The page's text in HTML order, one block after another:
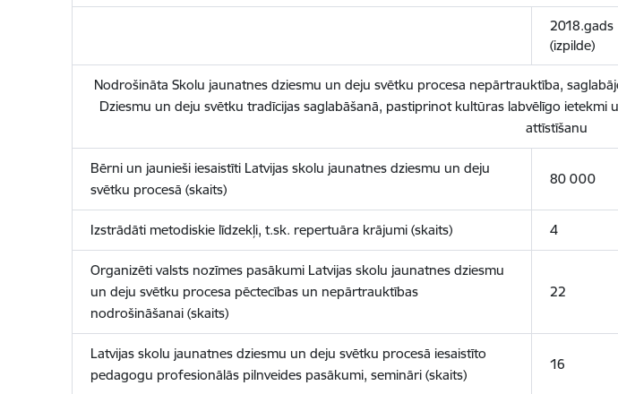
2018.gads
(izpilde)
Nodrošināta Skolu jaunatnes dziesmu un deju svētku procesa nepārtrauktība,
Dziesmu un deju svētku tradīcijas saglabāšanā, pastiprinot kultūras labvēlīgo
attīstīšanu
Bērni un jaunieši iesaistīti Latvijas skolu jaunatnes dziesmu un deju
svētku procesā (skaits)
80 000
Izstrādāti metodiskie līdzekļi, t.sk. repertuāra krājumi (skaits) 4
Organizēti valsts nozīmes pasākumi Latvijas skolu jaunatnes dziesmu
un deju svētku procesa pēctecības un nepārtrauktības
nodrošināšanai (skaits)
22
Latvijas skolu jaunatnes dziesmu un deju svētku procesā iesaistīto
pedagogu profesionālās pilnveides pasākumi, semināri (skaits)
16